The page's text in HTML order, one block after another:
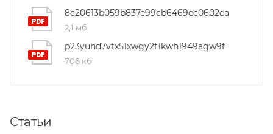
8c20613b059b837e99cb6469ec0602ea
2,1 мб
p23yuhd7vtx51xwgy2f1kwh1949agw9f
706 кб
Статьи